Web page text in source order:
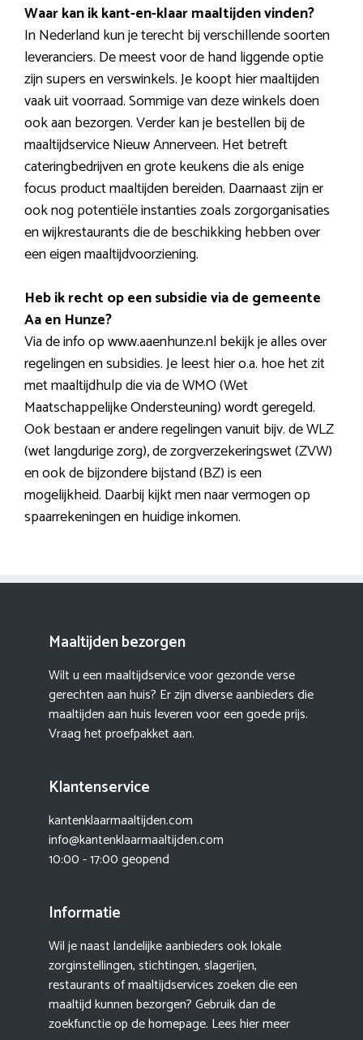
Waar kan ik kant-en-klaar maaltijden vinden?
In Nederland kun je terecht bij verschillende soorten
leveranciers. De meest voor de hand liggende optie
zijn supers en verswinkels. Je koopt hier maaltijden
vaak uit voorraad. Sommige van deze winkels doen
ook aan bezorgen. Verder kan je bestellen bij de
maaltijdservice Nieuw Annerveen. Het betreft
cateringbedrijven en grote keukens die als enige
focus product maaltijden bereiden. Daarnaast zijn er
ook nog potentiële instanties zoals zorgorganisaties
en wijkrestaurants die de beschikking hebben over
een eigen maaltijdvoorziening.
Heb ik recht op een subsidie via de gemeente
Aa en Hunze?
Via de info op www.aaenhunze.nl bekijk je alles over
regelingen en subsidies. Je leest hier o.a. hoe het zit
met maaltijdhulp die via de WMO (Wet
Maatschappelijke Ondersteuning) wordt geregeld.
Ook bestaan er andere regelingen vanuit bijv. de WLZ
(wet langdurige zorg), de zorgverzekeringswet (ZVW)
en ook de bijzondere bijstand (BZ) is een
mogelijkheid. Daarbij kijkt men naar vermogen op
spaarrekeningen en huidige inkomen.
Maaltijden bezorgen
Wilt u een maaltijdservice voor gezonde verse
gerechten aan huis? Er zijn diverse aanbieders die
maaltijden aan huis leveren voor een goede prijs.
Vraag het proefpakket aan.
Klantenservice
kantenklaarmaaltijden.com
info@kantenklaarmaaltijden.com
10:00 - 17:00 geopend
Informatie
Wil je naast landelijke aanbieders ook lokale
zorginstellingen, stichtingen, slagerijen,
restaurants of maaltijdservices zoeken die een
maaltijd kunnen bezorgen? Gebruik dan de
zoekfunctie op de homepage. Lees hier meer